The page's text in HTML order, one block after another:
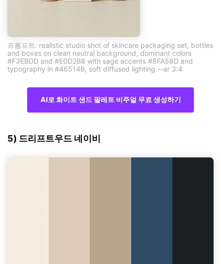
프롬프트: realistic studio shot of skincare packaging set, bottles
and boxes on clean neutral background, dominant colors
#F3EBDD and #E0D2B8 with sage accents #8FA58D and
typography in #46514B, soft diffused lighting --ar 3:4
AI로 화이트 샌드 팔레트 비주얼 무료 생성하기
5) 드리프트우드 네이비